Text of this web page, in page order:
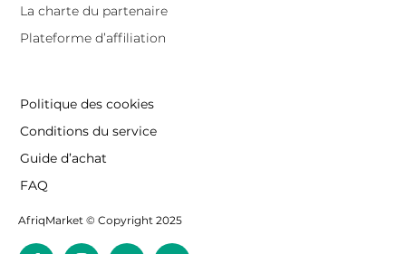
La charte du partenaire
Plateforme d’affiliation
Politique des cookies
Conditions du service
Guide d’achat
FAQ
AfriqMarket © Copyright 2025